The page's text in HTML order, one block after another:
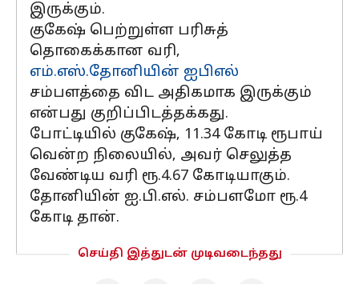
இருக்கும்.
குகேஷ் பெற்றுள்ள பரிசுத்
தொகைக்கான வரி,
எம்.எஸ்.தோனியின் ஐபிஎல்
சம்பளத்தை விட அதிகமாக இருக்கும்
என்பது குறிப்பிடத்தக்கது.
போட்டியில் குகேஷ், 11.34 கோடி ரூபாய்
வென்ற நிலையில், அவர் செலுத்த
வேண்டிய வரி ரூ.4.67 கோடியாகும்.
தோனியின் ஐ.பி.எல். சம்பளமோ ரூ.4
கோடி தான்.
செய்தி இத்துடன் முடிவடைந்தது